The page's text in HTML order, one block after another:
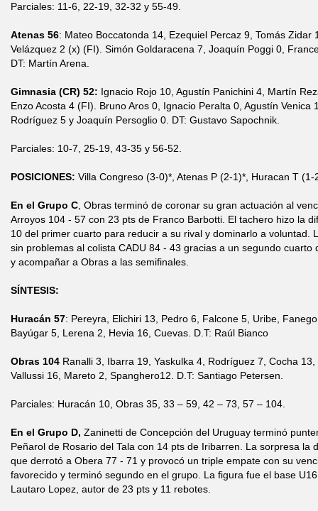
Parciales: 11-6, 22-19, 32-32 y 55-49.
Atenas 56: Mateo Boccatonda 14, Ezequiel Percaz 9, Tomás Zidar
Velázquez 2 (x) (FI). Simón Goldaracena 7, Joaquín Poggi 0,
DT: Martín Arena.
Gimnasia (CR) 52: Ignacio Rojo 10, Agustín Panichini 4, Martín
Enzo Acosta 4 (FI). Bruno Aros 0, Ignacio Peralta 0, Agustín Venica
Rodríguez 5 y Joaquín Persoglio 0. DT: Gustavo Sapochnik.
Parciales: 10-7, 25-19, 43-35 y 56-52.
POSICIONES: Villa Congreso (3-0)*, Atenas P (2-1)*, Huracan T
En el Grupo C , Obras terminó de coronar su gran actuación al
Arroyos 104 - 57 con 23 pts de Franco Barbotti. El tachero hizo la
10 del primer cuarto para reducir a su rival y dominarlo a voluntad.
sin problemas al colista CADU 84 - 43 gracias a un segundo cuarto
y acompañar a Obras a las semifinales.
SÍNTESIS:
Huracán 57: Pereyra, Elichiri 13, Pedro 6, Falcone 5, Uribe,
Bayúgar 5, Lerena 2, Hevia 16, Cuevas. D.T: Raúl Bianco
Obras 104 Ranalli 3, Ibarra 19, Yaskulka 4, Rodríguez 7, Cocha
Vallussi 16, Mareto 2, Spanghero12. D.T: Santiago Petersen.
Parciales: Huracán 10, Obras 35, 33 – 59, 42 – 73, 57 – 104.
En el Grupo D, Zaninetti de Concepción del Uruguay terminó
Peñarol de Rosario del Tala con 14 pts de Iribarren. La sorpresa la
que derrotó a Obera 77 - 71 y provocó un triple empate con su
favorecido y terminó segundo en el grupo. La figura fue el base
Lautaro Lopez, autor de 23 pts y 11 rebotes.